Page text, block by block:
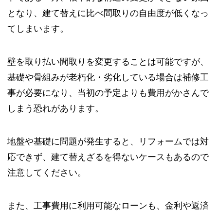
となり、建て替えに比べ間取りの自由度が低くなっ
てしまいます。
壁を取り払い間取りを変更することは可能ですが、
基礎や骨組みが老朽化・劣化している場合は補修工
事が必要になり、当初の予定よりも費用がかさんで
しまう恐れがあります。
地盤や基礎に問題が発生すると、リフォームでは対
応できず、建て替えざるを得ないケースもあるので
注意してください。
また、工事費用に利用可能なローンも、金利や返済